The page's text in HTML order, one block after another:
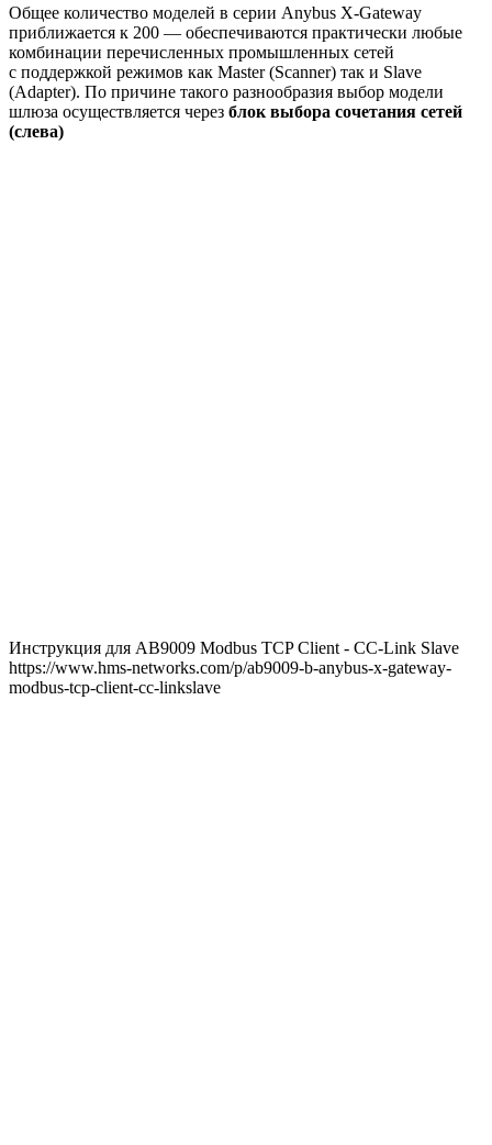
Общее количество моделей в серии Anybus X-Gateway
приближается к 200 — обеспечиваются практически любые
комбинации перечисленных промышленных сетей
с поддержкой режимов как Master (Scanner) так и Slave
(Adapter). По причине такого разнообразия выбор модели
шлюза осуществляется через блок выбора сочетания сетей
(слева)
Инструкция для AB9009 Modbus TCP Client - CC-Link Slave
https://www.hms-networks.com/p/ab9009-b-anybus-x-gateway-
modbus-tcp-client-cc-linkslave